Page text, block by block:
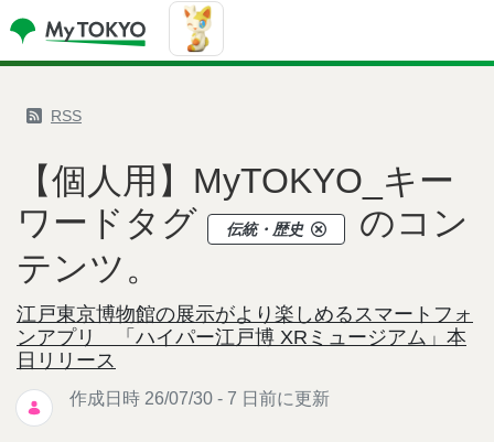
RSS
【個人用】MyTOKYO_キー
ワードタグ
伝統・歴史
のコン
テンツ。
江戸東京博物館の展示がより楽しめるスマートフォ
ンアプリ 「ハイパー江戸博 XRミュージアム」本
日リリース
作成日時 26/07/30 - 7 日前に更新